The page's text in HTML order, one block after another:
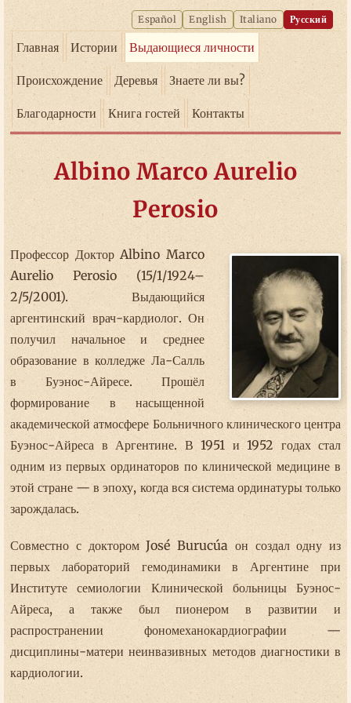
Español English Italiano Русский
Главная Истории Выдающиеся личности
Происхождение Деревья Знаете ли вы?
Благодарности Книга гостей Контакты
Albino Marco Aurelio
Perosio
Профессор Доктор Albino Marco
Aurelio Perosio (15/1/1924–
2/5/2001). Выдающийся
аргентинский врач-кардиолог. Он
получил начальное и среднее
образование в колледже Ла-Салль
в Буэнос-Айресе. Прошёл
формирование в насыщенной
академической атмосфере Больничного клинического центра
Буэнос-Айреса в Аргентине. В 1951 и 1952 годах стал
одним из первых ординаторов по клинической медицине в
этой стране — в эпоху, когда вся система ординатуры только
зарождалась.
Совместно с доктором José Burucúa он создал одну из
первых лабораторий гемодинамики в Аргентине при
Институте семиологии Клинической больницы Буэнос-
Айреса, а также был пионером в развитии и
распространении фономеханокардиографии —
дисциплины-матери неинвазивных методов диагностики в
кардиологии.